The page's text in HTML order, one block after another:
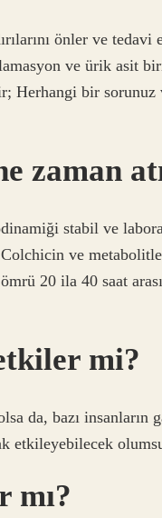
önler ve
ve ürik asit
bir sorunuz
zaman
stabil ve
ve
20 ila 40 saat
mi?
da, bazı insanların
etkileyebilecek